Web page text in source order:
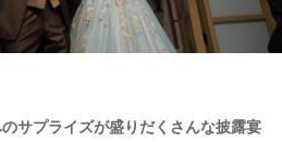
サプライズが盛りだくさんな披露宴